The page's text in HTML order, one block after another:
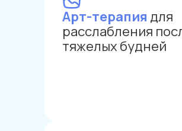
Арт-терапия для
расслабления
тяжелых будней